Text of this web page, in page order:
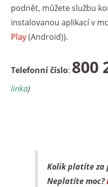
podnět, můžete službu
instalovanou aplikací v
Play(Android)).
Telefonní číslo: 800
linka)
Kolik platíte za
Neplatíte moc?